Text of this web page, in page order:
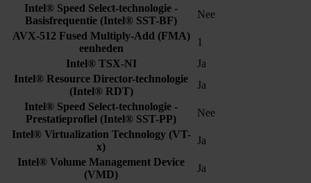
Intel® Speed Select-technologie -
Basisfrequentie (Intel® SST-BF)
Nee
AVX-512 Fused Multiply-Add (FMA)
eenheden
1
Intel® TSX-NI
Ja
Intel® Resource Director-technologie
(Intel® RDT)
Ja
Intel® Speed Select-technologie -
Prestatieprofiel (Intel® SST-PP)
Nee
Intel® Virtualization Technology (VT-
x)
Ja
Intel® Volume Management Device
(VMD)
Ja